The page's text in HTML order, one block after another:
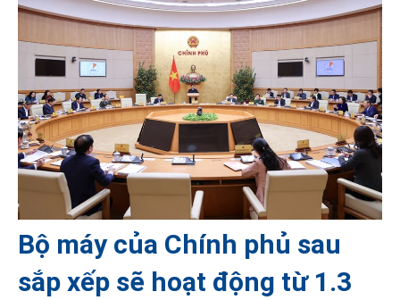
Bộ máy của Chính phủ sau
sắp xếp sẽ hoạt động từ 1.3